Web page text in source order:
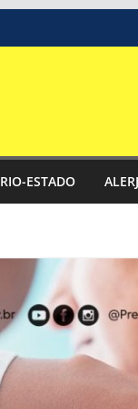
RIO-ESTADO ALERJ